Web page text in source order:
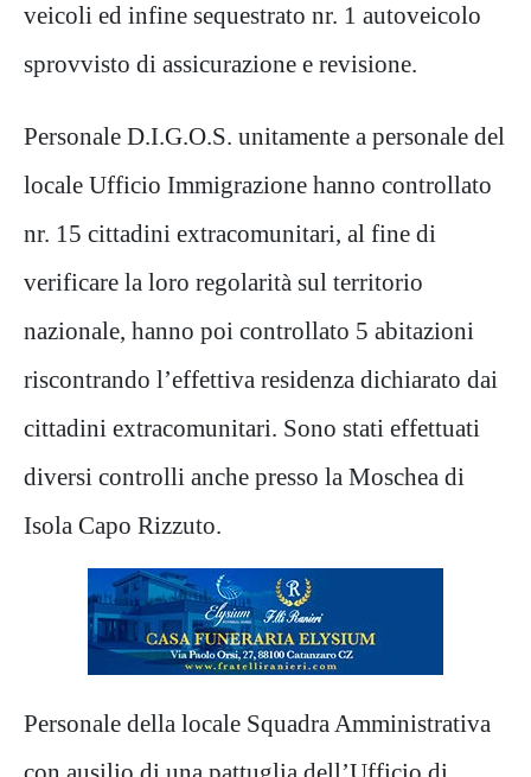
veicoli ed infine sequestrato nr. 1 autoveicolo
sprovvisto di assicurazione e revisione.
Personale D.I.G.O.S. unitamente a personale del
locale Ufficio Immigrazione hanno controllato
nr. 15 cittadini extracomunitari, al fine di
verificare la loro regolarità sul territorio
nazionale, hanno poi controllato 5 abitazioni
riscontrando l’effettiva residenza dichiarato dai
cittadini extracomunitari. Sono stati effettuati
diversi controlli anche presso la Moschea di
Isola Capo Rizzuto.
Personale della locale Squadra Amministrativa